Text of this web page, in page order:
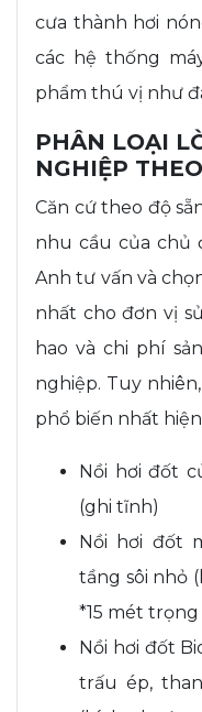
cưa thành hơi
các hệ thống
phẩm thú vị như
PHÂN LOẠI
NGHIỆP
Căn cứ theo độ
nhu cầu của chủ
Anh tư vấn và
nhất cho đơn vị
hao và chi phí
nghiệp. Tuy
phổ biến nhất
Nồi hơi đốt
(ghi tĩnh)
Nồi hơi đốt
tầng sôi nhỏ
*15 mét
Nồi hơi đốt
trấu ép,